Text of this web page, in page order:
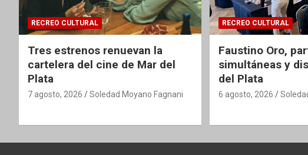
RECREO CULTURAL
Tres estrenos renuevan la
cartelera del cine de Mar del
Plata
7 agosto, 2026 Soledad Moyano Fagnani
RECREO CULTURAL
Faustino Oro,
simultáneas y
del Plata
6 agosto, 2026